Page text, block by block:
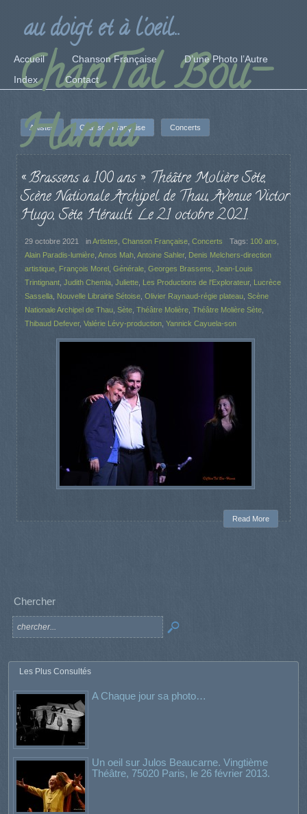
ChanTal Bou-
Hanna
au doigt et à l'oeil...
Accueil Chanson Française
D’une Photo l’Autre
Index
Contact
Artistes Chanson Française Concerts
« Brassens a 100 ans ». Théâtre Molière Sète,
Scène Nationale Archipel de Thau, Avenue Victor
Hugo, Sète, Hérault. Le 21 octobre 2021.
29 octobre 2021 inArtistes Chanson Française Concerts Tags: 100 ans
Alain Paradis-lumière Amos Mah Antoine Sahler, Denis Melchers-direction
artistique François Morel Générale Georges Brassens Jean-Louis
Trintignant Judith Chemla Juliette Les Productions de l'Explorateur, Lucrèce
Sassella Nouvelle Librairie Sétoise Olivier Raynaud-régie plateau Scène
Nationale Archipel de Thau Sète Théâtre Molière Théâtre Molière Sète
Thibaud Defever, Valérie Lévy-production Yannick Cayuela-son
Read More
Chercher
Les Plus Consultés
A Chaque jour sa photo…
Un oeil sur Julos Beaucarne. Vingtième
Théâtre, 75020 Paris, le 26 février 2013.